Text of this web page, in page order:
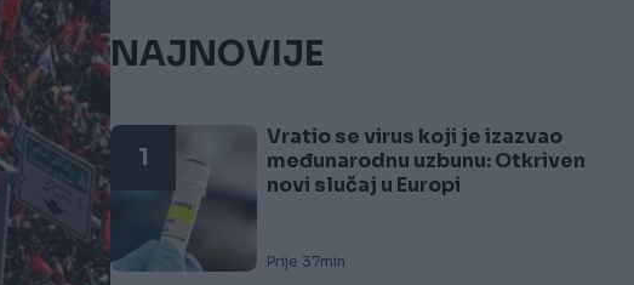
NAJNOVIJE
1
Vratio se virus koji je izazvao
međunarodnu uzbunu: Otkriven
novi slučaj u Europi
Prije 37min